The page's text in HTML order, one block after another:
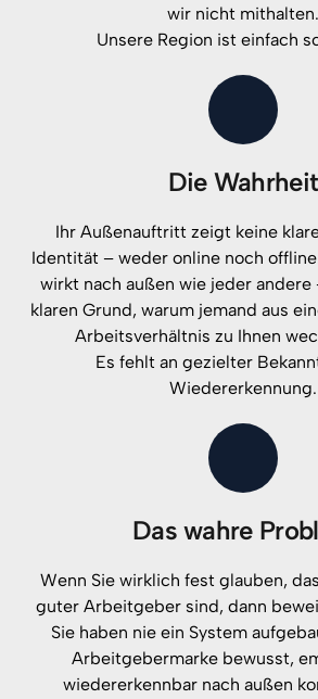
wir nicht mithalten.
Unsere Region ist einfach
Die Wahrheit
Ihr Außenauftritt zeigt keine
Identität – weder online noch
wirkt nach außen wie jeder andere
klaren Grund, warum jemand aus
Arbeitsverhältnis zu Ihnen
Es fehlt an gezielter
Wiedererkennung.
Das wahre
Wenn Sie wirklich fest glauben,
guter Arbeitgeber sind, dann
Sie haben nie ein System
Arbeitgebermarke bewusst,
wiedererkennbar nach außen